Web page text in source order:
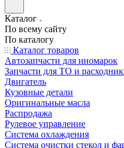
Каталог
По всему сайту
По каталогу
Каталог товаров
Автозапчасти для иномарок
Запчасти для ТО и
Двигатель
Кузовные детали
Оригинальные масла
Распродажа
Рулевое управление
Система охлаждения
Система очистки стекол и